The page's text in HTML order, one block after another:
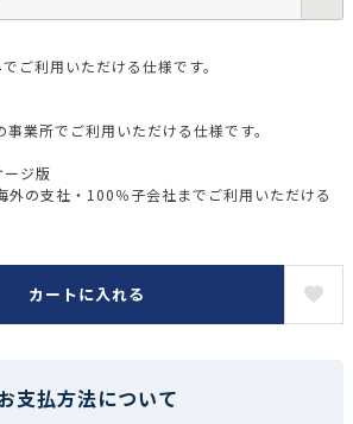
ご利用いただける仕様です。
業所でご利用いただける仕様です。
ジ版
の支社・100％子会社までご利用いただける
カートに入れる
支払方法について